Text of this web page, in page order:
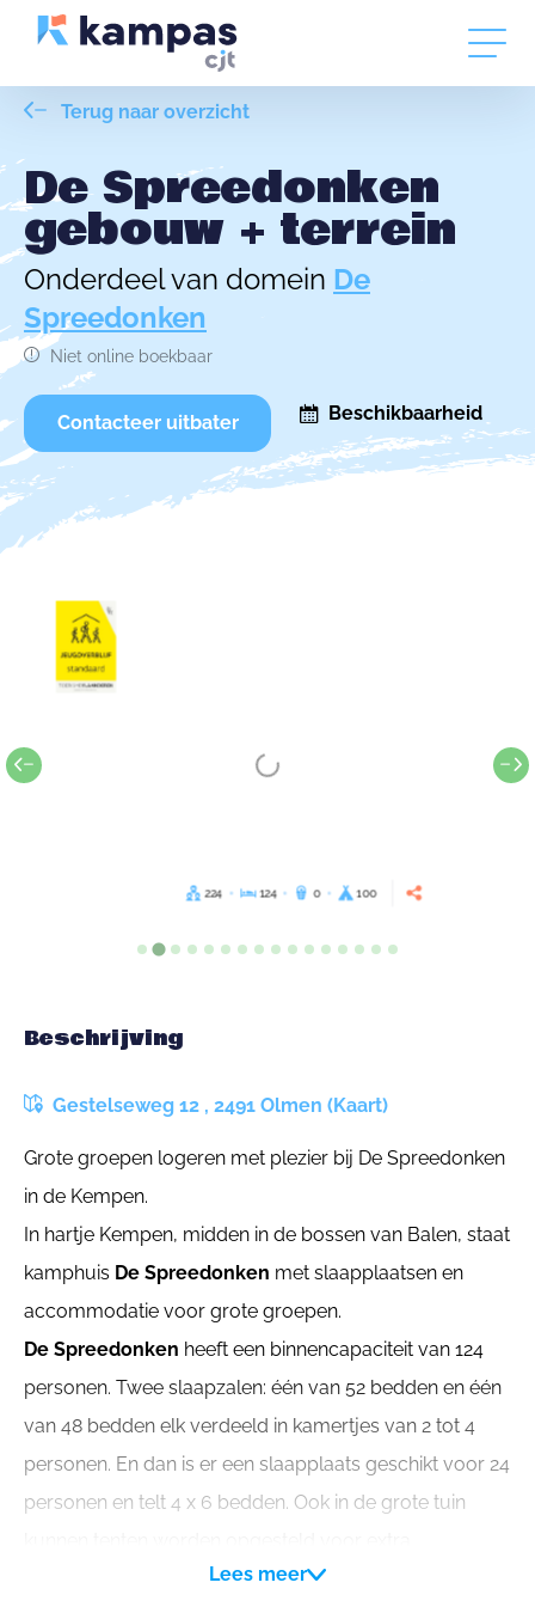
Terug naar overzicht
De Spreedonken
gebouw + terrein
Onderdeel van domein De
Spreedonken
Niet online boekbaar
Contacteer uitbater Beschikbaarheid
224 124 0 100
Beschrijving
Gestelseweg 12 , 2491 Olmen (Kaart)
Grote groepen logeren met plezier bij De Spreedonken
in de Kempen.
In hartje Kempen, midden in de bossen van Balen, staat
kamphuis De Spreedonken met slaapplaatsen en
accommodatie voor grote groepen.
De Spreedonken heeft een binnencapaciteit van 124
personen. Twee slaapzalen: één van 52 bedden en één
van 48 bedden elk verdeeld in kamertjes van 2 tot 4
personen. En dan is er een slaapplaats geschikt voor 24
personen en telt 4 x 6 bedden. Ook in de grote tuin
slaapplaats of gewoon gezellig samen kamperen.
Lees meer